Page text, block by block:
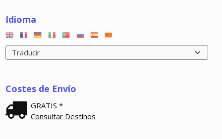
Idioma
Costes de Envío
GRATIS *
Consultar Destinos